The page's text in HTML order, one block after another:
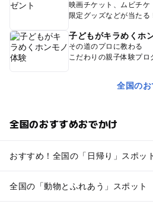
映画チケット、ムビチケ
限定グッズなどが当たる
子どもがキラめくホ
その道のプロに教わる
こだわりの親子体験プロ
全国の
全国のおすすめおでかけ
おすすめ！全国の「日帰り」スポッ
全国の「動物とふれあう」スポット